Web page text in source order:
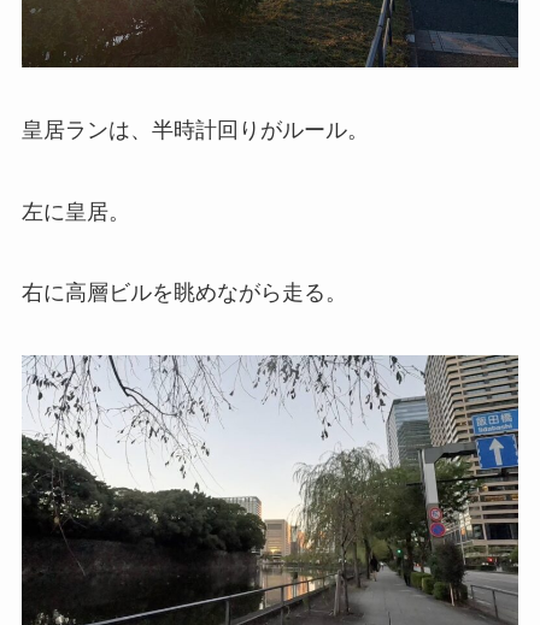
皇居ランは、半時計回りがルール。
左に皇居。
右に高層ビルを眺めながら走る。